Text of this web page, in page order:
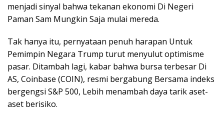
menjadi sinyal bahwa tekanan ekonomi Di Negeri
Paman Sam Mungkin Saja mulai mereda.
Tak hanya itu, pernyataan penuh harapan Untuk
Pemimpin Negara Trump turut menyulut optimisme
pasar. Ditambah lagi, kabar bahwa bursa terbesar Di
AS, Coinbase (COIN), resmi bergabung Bersama indeks
bergengsi S&P 500, Lebih menambah daya tarik aset-
aset berisiko.